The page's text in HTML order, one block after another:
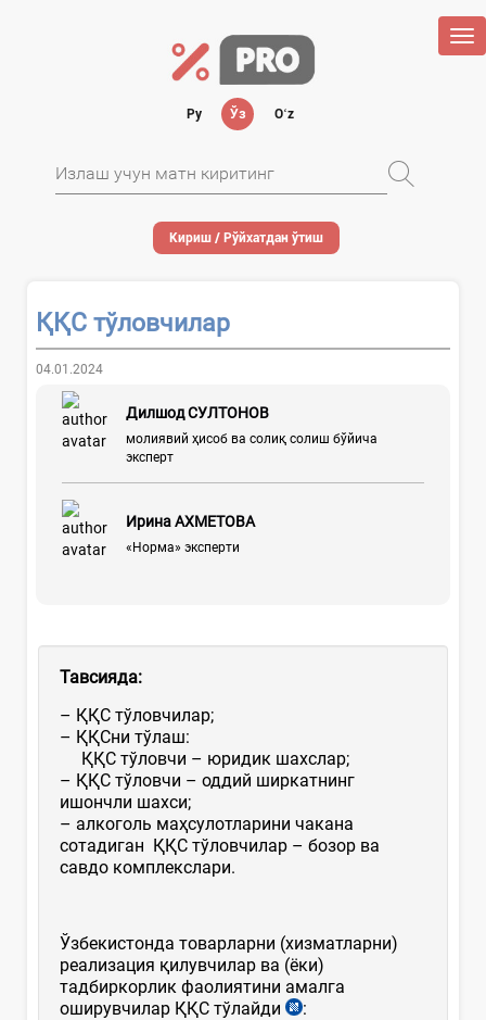
Ру Ўз Oʻz
Кириш / Рўйхатдан ўтиш
ҚҚС тўловчилар
04.01.2024
Дилшод СУЛТОНОВ
молиявий ҳисоб ва солиқ солиш бўйича
эксперт
Ирина АХМЕТОВА
«Норма» эксперти
Тавсияда:
– ҚҚС тўловчилар;
– ҚҚСни тўлаш:
ҚҚС тўловчи – юридик шахслар;
– ҚҚС тўловчи – оддий ширкатнинг
ишончли шахси;
– алкоголь маҳсулотларини чакана
сотадиган ҚҚС тўловчилар – бозор ва
савдо комплекслари.
Ўзбекистонда товарларни (хизматларни)
реализация қилувчилар ва (ёки)
тадбиркорлик фаолиятини амалга
оширувчилар ҚҚС тўлайди
: